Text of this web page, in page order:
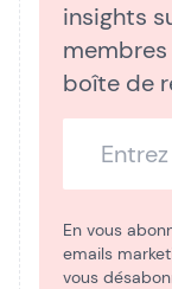
insights
boîte de
En vous
emails
vous